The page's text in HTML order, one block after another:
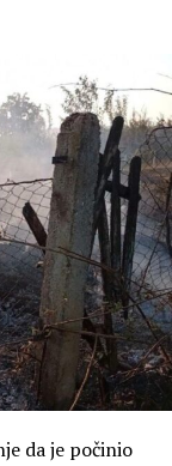
da je počinio